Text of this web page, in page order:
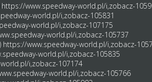
https://www.speedway-world.pl/i,zobacz-
world.pl/i,zobacz-105831
world.pl/i,zobacz-107175
world.pl/i,zobacz-105737
https://www.speedway-world.pl/i,zobacz-
world.pl/i,zobacz-105835
i,zobacz-107174
world.pl/i,zobacz-105766